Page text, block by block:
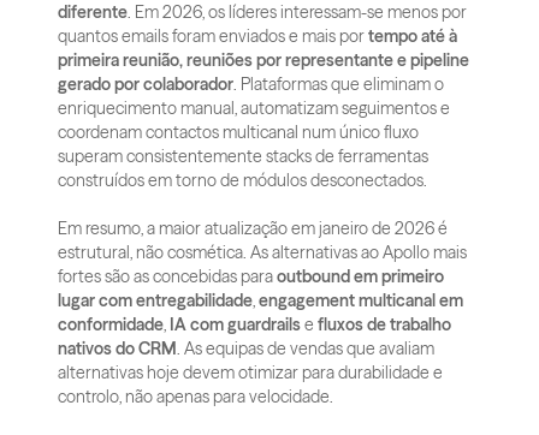
diferente. Em 2026, os líderes interessam-se menos por
quantos emails foram enviados e mais por tempo até à
primeira reunião, reuniões por representante e pipeline
gerado por colaborador. Plataformas que eliminam o
enriquecimento manual, automatizam seguimentos e
coordenam contactos multicanal num único fluxo
superam consistentemente stacks de ferramentas
construídos em torno de módulos desconectados.
Em resumo, a maior atualização em janeiro de 2026 é
estrutural, não cosmética. As alternativas ao Apollo mais
fortes são as concebidas para outbound em primeiro
lugar com entregabilidade, engagement multicanal em
conformidade, IA com guardrails e fluxos de trabalho
nativos do CRM. As equipas de vendas que avaliam
alternativas hoje devem otimizar para durabilidade e
controlo, não apenas para velocidade.